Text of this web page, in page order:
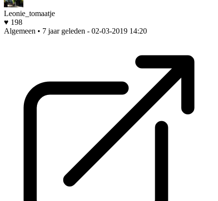
Leonie_tomaatje
♥ 198
Algemeen • 7 jaar geleden - 02-03-2019 14:20